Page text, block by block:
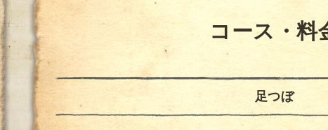
コース・料
足つぼ